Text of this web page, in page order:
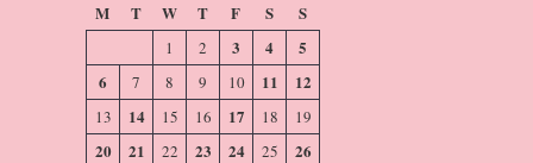
M T W T F S S
1 2 3 4
5
6
7 8 9 10 11 12
13 14 15 16 17 18 19
20 21 22 23 24 25
26